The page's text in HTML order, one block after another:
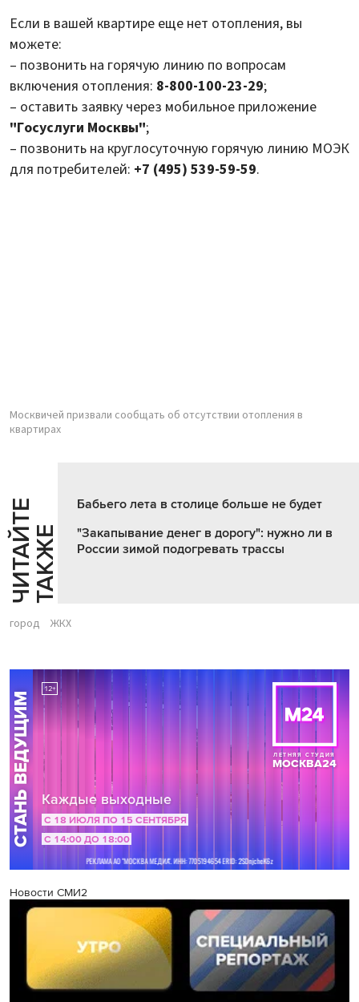
Если в вашей квартире еще нет отопления, вы
можете:
– позвонить на горячую линию по вопросам
включения отопления: 8-800-100-23-29;
– оставить заявку через мобильное приложение
"Госуслуги Москвы";
– позвонить на круглосуточную горячую линию МОЭК
для потребителей: +7 (495) 539-59-59.
Москвичей призвали сообщать об отсутствии отопления в
квартирах
Ч
И
Т
АЙ
Т
Е
Т
А
К
ЖЕ
Бабьего лета в столице больше не будет
"Закапывание денег в дорогу": нужно ли в
России зимой подогревать трассы
город ЖКХ
Новости СМИ2